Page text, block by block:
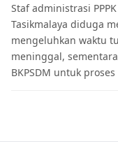
Staf administrasi
Tasikmalaya diduga
mengeluhkan waktu
meninggal,
BKPSDM untuk